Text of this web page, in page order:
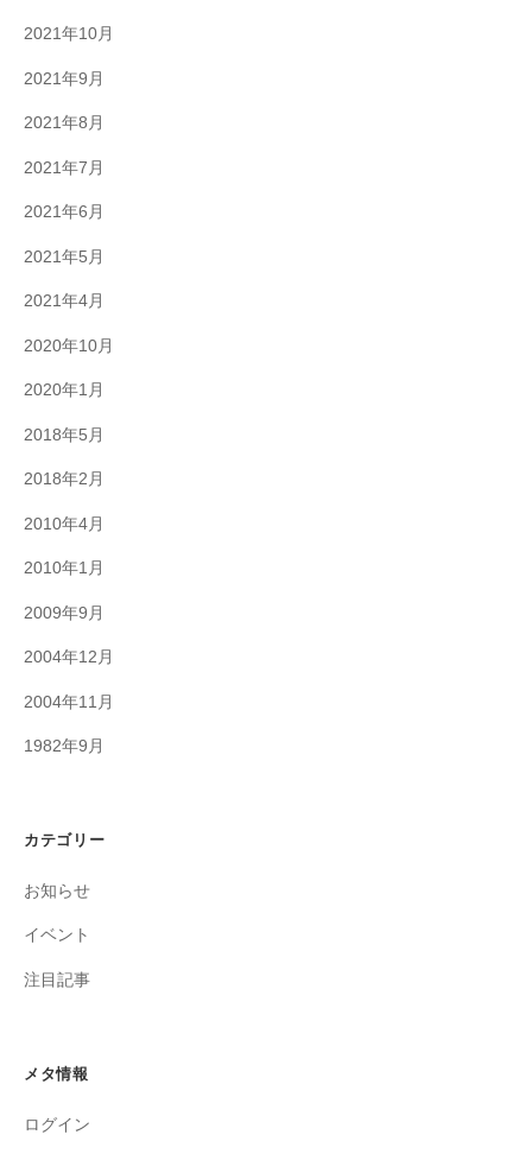
2021年10月
2021年9月
2021年8月
2021年7月
2021年6月
2021年5月
2021年4月
2020年10月
2020年1月
2018年5月
2018年2月
2010年4月
2010年1月
2009年9月
2004年12月
2004年11月
1982年9月
カテゴリー
お知らせ
イベント
注目記事
メタ情報
ログイン